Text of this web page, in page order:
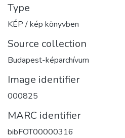
Type
KÉP / kép könyvben
Source collection
Budapest-képarchívum
Image identifier
000825
MARC identifier
bibFOT00000316